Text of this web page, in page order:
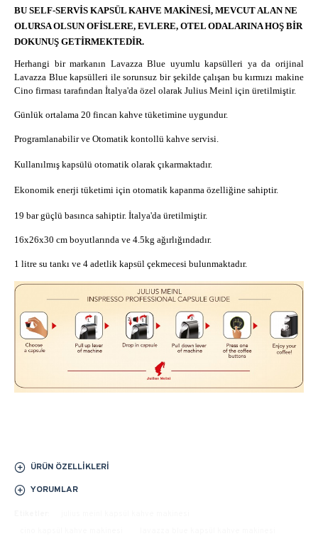
BU SELF-SERVIS KAPSÜL KAHVE MAKINESI, MEVCUT ALAN NE
OLURSA OLSUN OFISLERE, EVLERE, OTEL ODALARINA HOŞ BIR
DOKUNUŞ GETIRMEKTEDIR.
Herhangi bir markanın Lavazza Blue uyumlu kapsülleri ya da orijinal
Lavazza Blue kapsülleri ile sorunsuz bir şekilde çalışan bu kırmızı makine
Cino firması tarafından İtalya'da özel olarak Julius Meinl için üretilmiştir.
Günlük ortalama 20 fincan kahve tüketimine uygundur.
Programlanabilir ve Otomatik kontollü kahve servisi.
Kullanılmış kapsülü otomatik olarak çıkarmaktadır.
Ekonomik enerji tüketimi için otomatik kapanma özelliğine sahiptir.
19 bar güçlü basınca sahiptir. İtalya'da üretilmiştir.
16x26x30 cm boyutlarında ve 4.5kg ağırlığındadır.
1 litre su tankı ve 4 adetlik kapsül çekmecesi bulunmaktadır.
ÜRÜN ÖZELLIKLERI
YORUMLAR